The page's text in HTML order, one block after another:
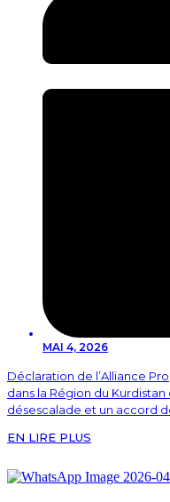
MAI 4, 2026
Déclaration de l’Alliance
dans la Région du Kurdistan
désescalade et un accord
EN LIRE PLUS